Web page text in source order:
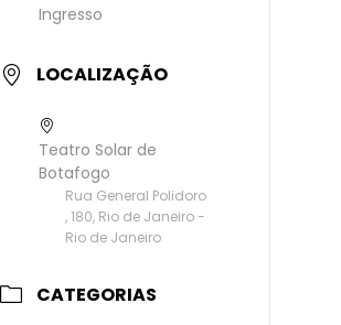
Ingresso
LOCALIZAÇÃO
Teatro Solar de
Botafogo
Rua General Polidoro
, 180, Rio de Janeiro -
Rio de Janeiro
CATEGORIAS